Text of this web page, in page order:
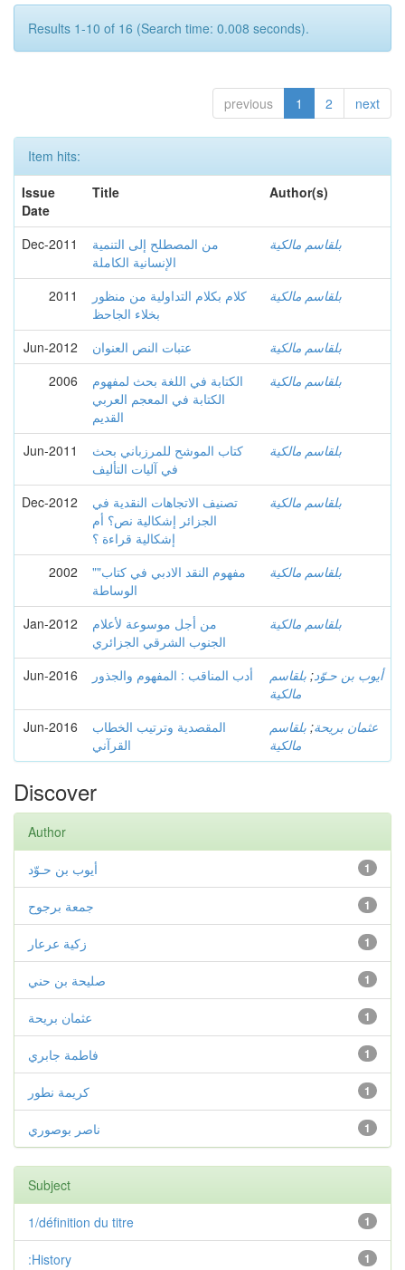
Results 1-10 of 16 (Search time: 0.008 seconds).
previous 1 2 next
Item hits:
Issue
Date
Title Author(s)
Dec-2011
من المصطلح إلى التنمية
الإنسانية الكاملة
بلقاسم مالكية
2011
كلام بكلام التداولية من منظور
بخلاء الجاحظ
بلقاسم مالكية
Jun-2012 عتبات النص العنوان
بلقاسم مالكية
2006
الكتابة في اللغة بحث لمفهوم
الكتابة في المعجم العربي
القديم
بلقاسم مالكية
Jun-2011
كتاب الموشح للمرزباني بحث
في آليات التأليف
بلقاسم مالكية
Dec-2012
تصنيف الاتجاهات النقدية في
الجزائر إشكالية نص؟ أم
إشكالية قراءة ؟
بلقاسم مالكية
2002
"مفهوم النقد الادبي في كتاب"
الوساطة
بلقاسم مالكية
Jan-2012
من أجل موسوعة لأعلام
الجنوب الشرقي الجزائري
بلقاسم مالكية
Jun-2016 أدب المناقب : المفهوم والجذور أيوب بن حـوّد; بلقاسم
مالكية
Jun-2016
المقصدية وترتيب الخطاب
القرآني
عثمان بريحة; بلقاسم
مالكية
Discover
Author
1 أيوب بن حـوّد
1 جمعة برجوح
1 زكية عرعار
1 صليحة بن حني
1 عثمان بريحة
1 فاطمة جابري
1 كريمة نطور
1 ناصر بوصوري
Subject
1
1/définition du titre
1
:History